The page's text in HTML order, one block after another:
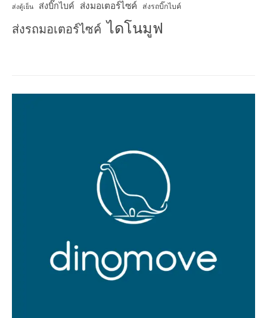
ส่งตู้เย็น ส่งบิ๊กไบค์ ส่งมอเตอร์ไซค์ ส่งรถบิ๊กไบค์
ส่งรถมอเตอร์ไซค์ ไดโนมูฟ